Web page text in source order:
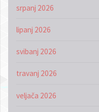
srpanj 2026
lipanj 2026
svibanj 2026
travanj 2026
veljača 2026